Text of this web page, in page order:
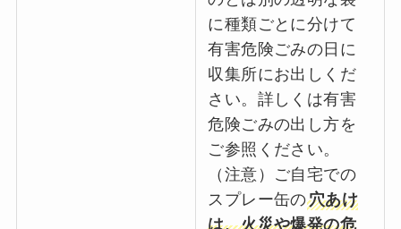
に種類ごとに分けて
有害危険ごみの日に
収集所にお出しくだ
さい。詳しくは有害
危険ごみの出し方を
ご参照ください。
（注意）ご自宅での
スプレー缶の穴あけ
は、火災や爆発の危